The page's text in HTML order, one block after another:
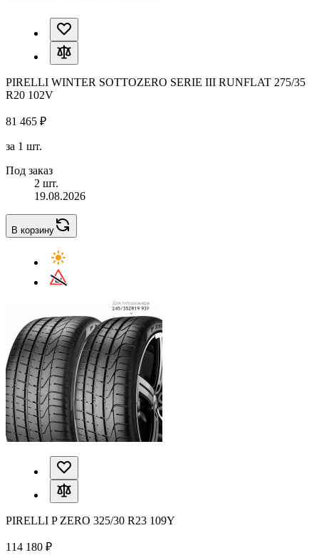
PIRELLI WINTER SOTTOZERO SERIE III RUNFLAT 275/35
R20 102V
81 465 ₽
за 1 шт.
Под заказ
2 шт.
19.08.2026
В корзину
PIRELLI P ZERO 325/30 R23 109Y
114 180 ₽